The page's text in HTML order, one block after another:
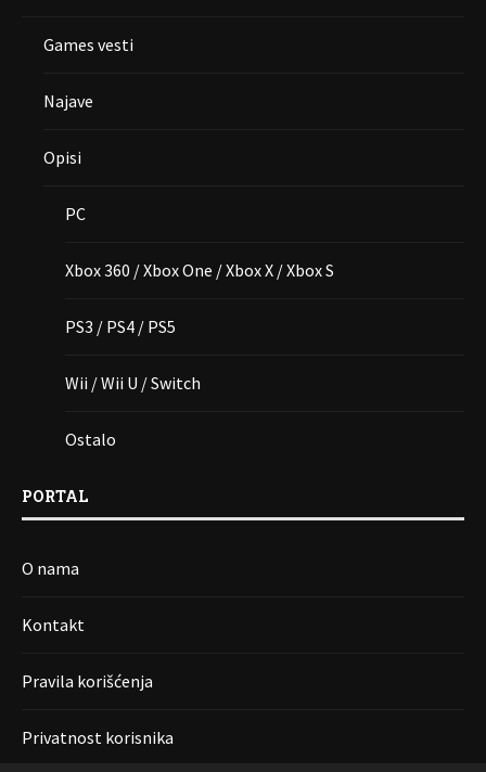
Games vesti
Najave
Opisi
PC
Xbox 360 / Xbox One / Xbox X / Xbox S
PS3 / PS4 / PS5
Wii / Wii U / Switch
Ostalo
PORTAL
O nama
Kontakt
Pravila korišćenja
Privatnost korisnika